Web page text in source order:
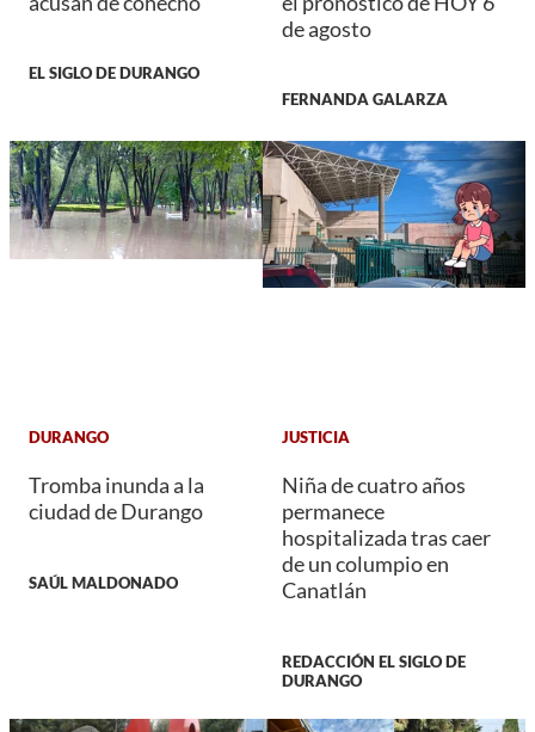
EL SIGLO DE DURANGO
de agosto
FERNANDA GALARZA
DURANGO
Tromba inunda a la
ciudad de Durango
SAÚL MALDONADO
JUSTICIA
Niña de cuatro años
permanece
hospitalizada tras caer
de un columpio en
Canatlán
REDACCIÓN EL SIGLO DE
DURANGO